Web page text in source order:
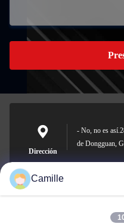
Dirección
- No, no es
de Dongguan,
Camille